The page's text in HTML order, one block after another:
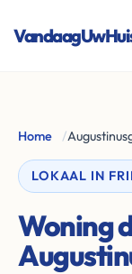
Home /
LOKAAL IN
Woning